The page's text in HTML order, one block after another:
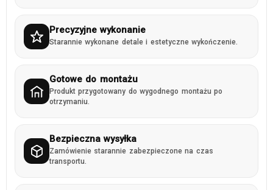
Precyzyjne wykonanie
Starannie wykonane detale i estetyczne wykończenie.
Gotowe do montażu
Produkt przygotowany do wygodnego montażu po
otrzymaniu.
Bezpieczna wysyłka
Zamówienie starannie zabezpieczone na czas
transportu.